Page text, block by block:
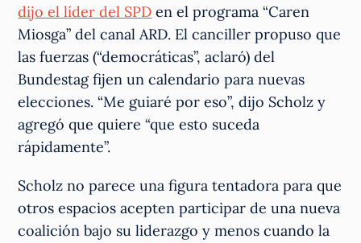
dijo el líder del SPD en el programa “Caren
Miosga” del canal ARD. El canciller propuso que
las fuerzas (“democráticas”, aclaró) del
Bundestag fijen un calendario para nuevas
elecciones. “Me guiaré por eso”, dijo Scholz y
agregó que quiere “que esto suceda
rápidamente”.
Scholz no parece una figura tentadora para que
otros espacios acepten participar de una nueva
coalición bajo su liderazgo y menos cuando la